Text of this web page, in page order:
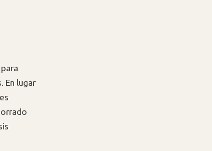
En lugar